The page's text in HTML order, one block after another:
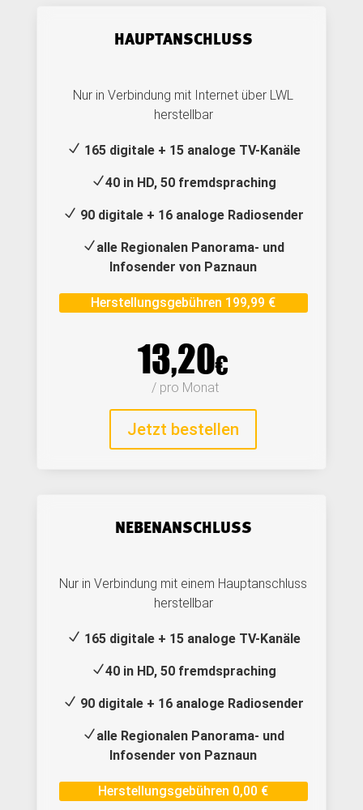
HAUPTANSCHLUSS
Nur in Verbindung mit Internet über LWL
herstellbar
N 165 digitale + 15 analoge TV-Kanäle
N40 in HD, 50 fremdspraching
N 90 digitale + 16 analoge Radiosender
Nalle Regionalen Panorama- und
Infosender von Paznaun
Herstellungsgebühren 199,99 €
13,20€
/ pro Monat
Jetzt bestellen
NEBENANSCHLUSS
Nur in Verbindung mit einem Hauptanschluss
herstellbar
N 165 digitale + 15 analoge TV-Kanäle
N40 in HD, 50 fremdspraching
N 90 digitale + 16 analoge Radiosender
Nalle Regionalen Panorama- und
Infosender von Paznaun
Herstellungsgebühren 0,00 €